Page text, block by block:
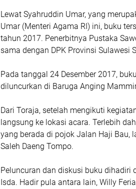
Lewat Syahruddin Umar, yang
Umar (Menteri Agama RI) ini, buku
tahun 2017. Penerbitnya Pustaka
sama dengan DPK Provinsi Sulawesi
Pada tanggal 24 Desember 2017,
diluncurkan di Baruga Anging
Dari Toraja, setelah mengikuti
langsung ke lokasi acara. Terlebih
yang berada di pojok Jalan Haji Bau,
Saleh Daeng Tompo.
Peluncuran dan diskusi buku dihadiri
Isda. Hadir pula antara lain, Willy